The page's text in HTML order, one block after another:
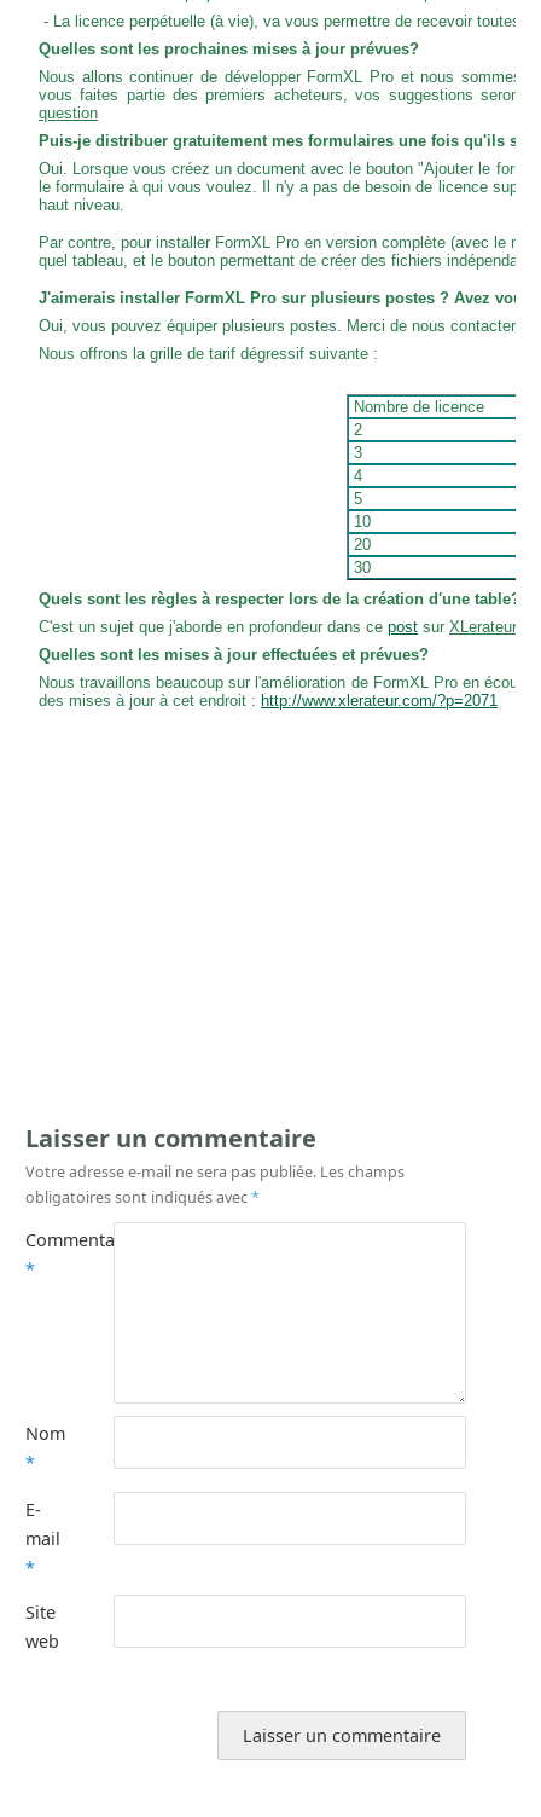
Laisser un commentaire
Votre adresse e-mail ne sera pas publiée. Les champs
obligatoires sont indiqués avec*
Commentaire
*
Nom
*
E-
mail
*
Site
web